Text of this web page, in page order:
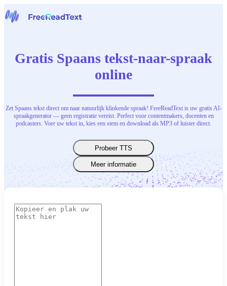
Gereedschap
Nederlands
Gratis Spaans tekst-naar-spraak
online
Zet Spaans tekst direct om naar natuurlijk klinkende spraak! FreeReadText is uw gratis AI-
spraakgenerator — geen registratie vereist. Perfect voor contentmakers, docenten en
podcasters. Voer uw tekst in, kies een stem en download als MP3 of luister direct.
Probeer TTS
Meer informatie